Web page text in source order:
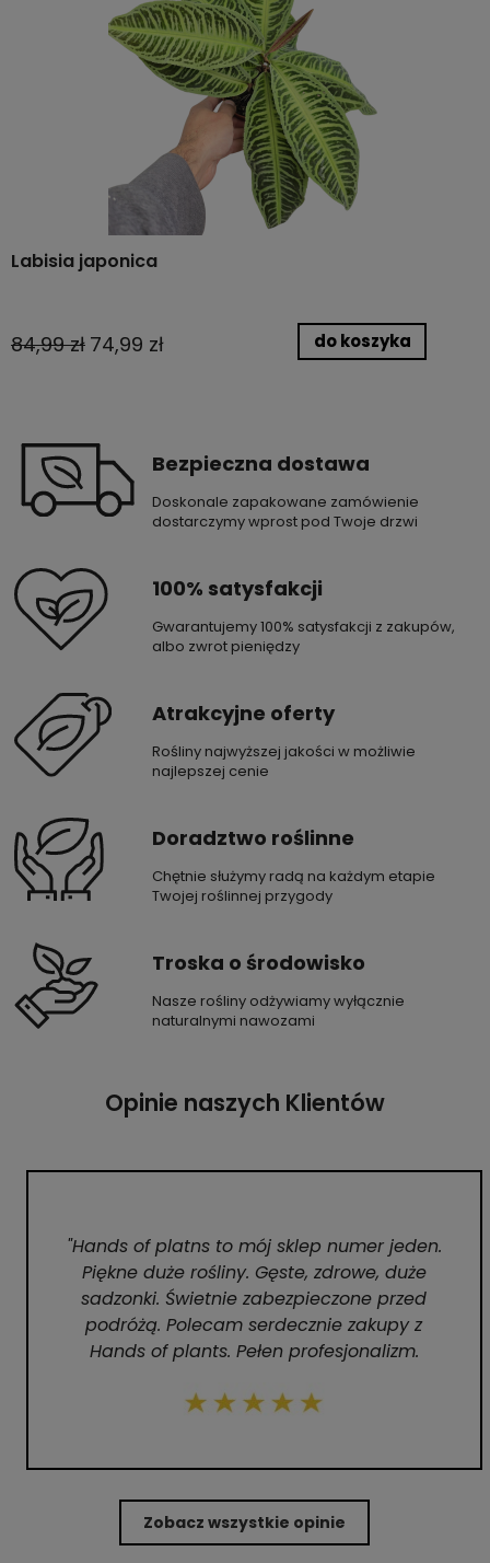
Labisia japonica
84,99 zł 74,99 zł do koszyka
Bezpieczna dostawa
Doskonale zapakowane zamówienie
dostarczymy wprost pod Twoje drzwi
100% satysfakcji
Gwarantujemy 100% satysfakcji z zakupów,
albo zwrot pieniędzy
Atrakcyjne oferty
Rośliny najwyższej jakości w możliwie
najlepszej cenie
Doradztwo roślinne
Chętnie służymy radą na każdym etapie
Twojej roślinnej przygody
Troska o środowisko
Nasze rośliny odżywiamy wyłącznie
naturalnymi nawozami
Opinie naszych Klientów
"Hands of platns to mój sklep numer jeden.
Piękne duże rośliny. Gęste, zdrowe, duże
sadzonki. Świetnie zabezpieczone przed
podróżą. Polecam serdecznie zakupy z
Hands of plants. Pełen profesjonalizm.
Zobacz wszystkie opinie